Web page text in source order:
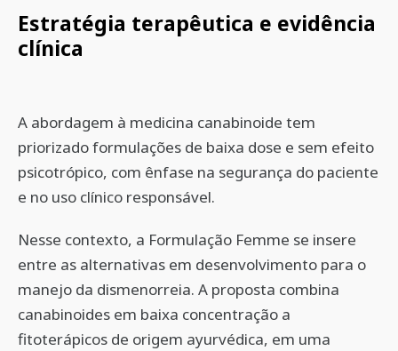
Estratégia terapêutica e evidência
clínica
A abordagem à medicina canabinoide tem
priorizado formulações de baixa dose e sem efeito
psicotrópico, com ênfase na segurança do paciente
e no uso clínico responsável.
Nesse contexto, a Formulação Femme se insere
entre as alternativas em desenvolvimento para o
manejo da dismenorreia. A proposta combina
canabinoides em baixa concentração a
fitoterápicos de origem ayurvédica, em uma